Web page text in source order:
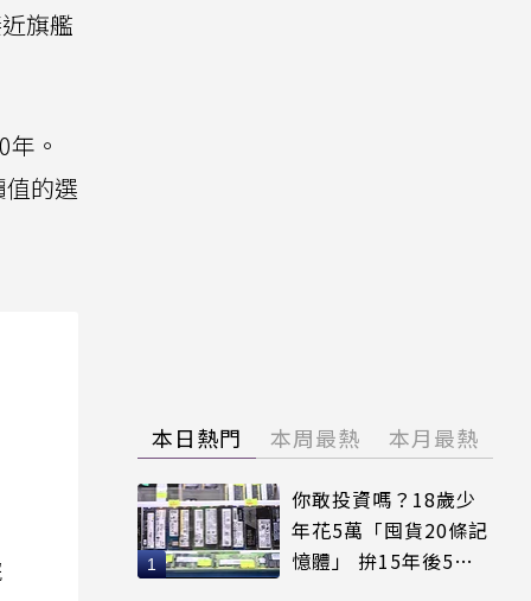
旗艦
。
的選
本日熱門 本周最熱 本月最熱
你敢投資嗎？18歲少
年花5萬「囤貨20條記
憶體」 拚15年後5倍